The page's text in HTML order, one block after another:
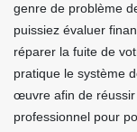
genre de problème
puissiez évaluer
réparer la fuite de
pratique le système
œuvre afin de
professionnel pour